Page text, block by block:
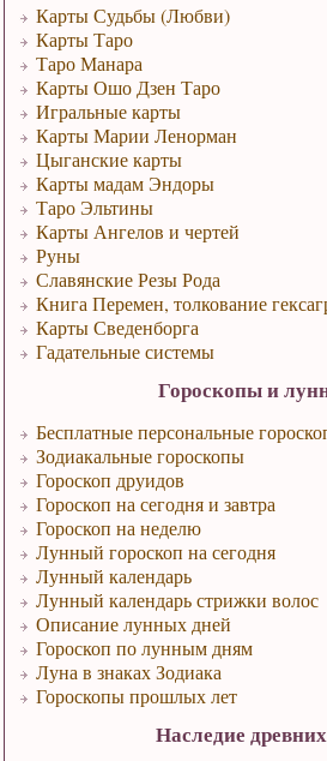
Карты Судьбы (Любви)
Карты Таро
Таро Манара
Карты Ошо Дзен Таро
Игральные карты
Карты Марии Ленорман
Цыганские карты
Карты мадам Эндоры
Таро Эльтины
Карты Ангелов и чертей
Руны
Славянские Резы Рода
Книга Перемен, толкование
Карты Сведенборга
Гадательные системы
Гороскопы и
Бесплатные персональные
Зодиакальные гороскопы
Гороскоп друидов
Гороскоп на сегодня и завтра
Гороскоп на неделю
Лунный гороскоп на сегодня
Лунный календарь
Лунный календарь стрижки волос
Описание лунных дней
Гороскоп по лунным дням
Луна в знаках Зодиака
Гороскопы прошлых лет
Наследие